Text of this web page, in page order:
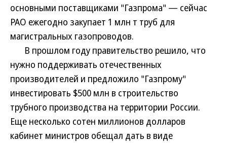
основными поставщиками "Газпрома" — сейчас
РАО ежегодно закупает 1 млн т труб для
магистральных газопроводов.
В прошлом году правительство решило, что
нужно поддерживать отечественных
производителей и предложило "Газпрому"
инвестировать $500 млн в строительство
трубного производства на территории России.
Еще несколько сотен миллионов долларов
кабинет министров обещал дать в виде